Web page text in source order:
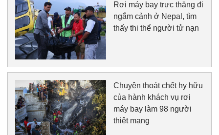
Rơi máy bay trực thăng đi
ngắm cảnh ở Nepal, tìm
thấy thi thể người tử nạn
Chuyện thoát chết hy hữu
của hành khách vụ rơi
máy bay làm 98 người
thiệt mạng